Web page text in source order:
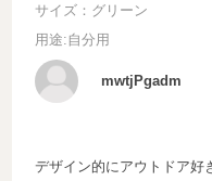
サイズ：グリーン
用途:自分用
mwtjPgadm
デザイン的にアウトドア好